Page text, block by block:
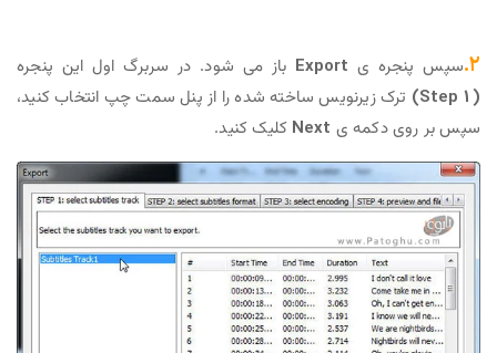
۲. سپس پنجره ی Export باز می شود. در سربرگ اول این پنجره
(Step 1)
ترک زیرنویس ساخته شده را از پنل سمت چپ انتخاب کنید،
سپس بر روی دکمه ی Next کلیک کنید.